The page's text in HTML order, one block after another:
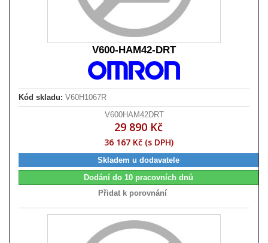
V600-HAM42-DRT
Kód skladu: V60H1067R
V600HAM42DRT
29 890 Kč
36 167 Kč (s DPH)
Skladem u dodavatele
Dodání do 10 pracovních dnů
Přidat k porovnání